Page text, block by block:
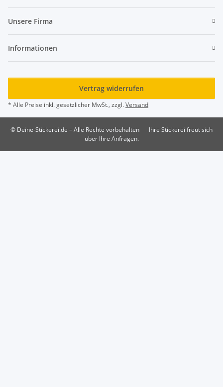
Unsere Firma
Informationen
Vertrag widerrufen
* Alle Preise inkl. gesetzlicher MwSt., zzgl.Versand
© Deine-Stickerei.de – Alle Rechte vorbehalten
Ihre Stickerei freut sich
über Ihre Anfragen.